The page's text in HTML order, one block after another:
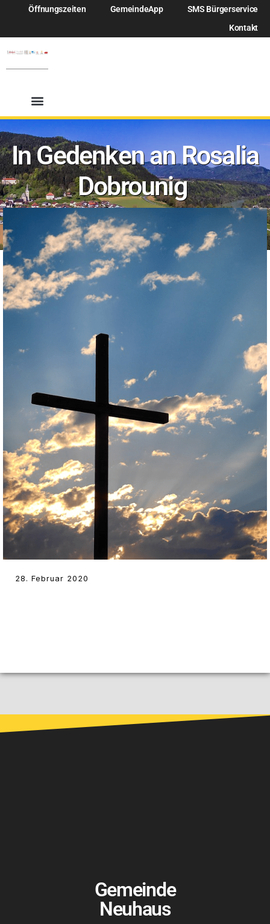
Öffnungszeiten GemeindeApp
SMS Bürgerservice
Kontakt
In Gedenken an Rosalia
Dobrounig
28. Februar 2020
Gemeinde
Neuhaus